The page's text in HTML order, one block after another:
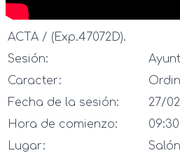
ACTA / (Exp.47072D).
Sesión:
Caracter:
Fecha de la sesión:
27/
Hora de comienzo:
Lugar: